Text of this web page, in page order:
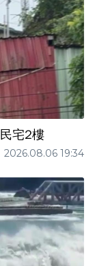
宅2樓
2026.08.06 19:34